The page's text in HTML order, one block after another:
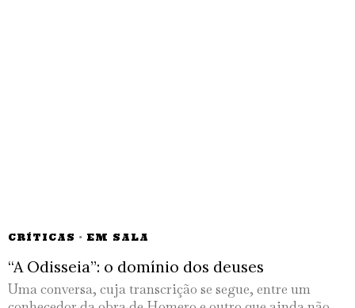
CRÍTICAS · EM SALA
“A Odisseia”: o domínio dos deuses
Uma conversa, cuja transcrição se segue, entre um